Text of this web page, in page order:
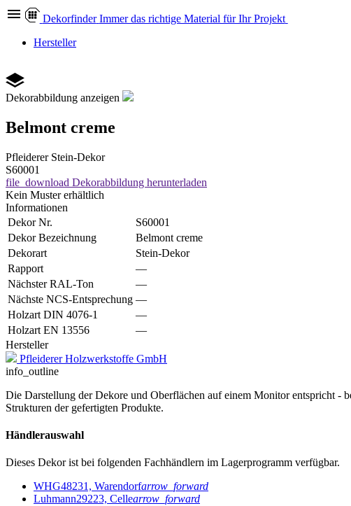
Dekorfinder Immer das richtige Material für Ihr Projekt
Hersteller
Dekorabbildung anzeigen
Belmont creme
Pfleiderer Stein-Dekor
S60001
file_download Dekorabbildung herunterladen
Kein Muster erhältlich
Informationen
Dekor Nr.
S60001
Dekor Bezeichnung
Belmont creme
Dekorart
Stein-Dekor
Rapport
—
Nächster RAL-Ton
—
Nächste NCS-Entsprechung —
Holzart DIN 4076-1
—
Holzart EN 13556
—
Hersteller
Pfleiderer Holzwerkstoffe GmbH
info_outline
Die Darstellung der Dekore und Oberflächen auf einem Monitor entspricht -
Strukturen der gefertigten Produkte.
Händlerauswahl
Dieses Dekor ist bei folgenden Fachhändlern im Lagerprogramm verfügbar.
WHG48231, Warendorfarrow_forward
Luhmann29223, Cellearrow_forward